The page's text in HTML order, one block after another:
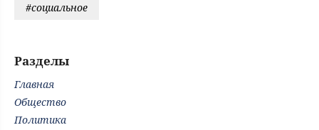
#социальное
Разделы
Главная
Общество
Политика